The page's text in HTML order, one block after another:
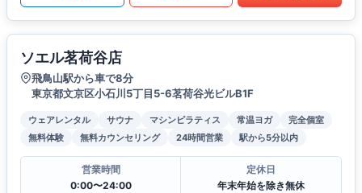
ソエル茗荷谷店
飛鳥山駅から車で8分
東京都文京区小石川5丁目5-6茗荷谷光ビルB1F
ウェアレンタル サウナ マシンピラティス 常温ヨガ
完全個室
無料体験
無料カウンセリング 24時間営業 駅から5分以内
営業時間
0:00〜24:00
定休日
年末年始を除き無休